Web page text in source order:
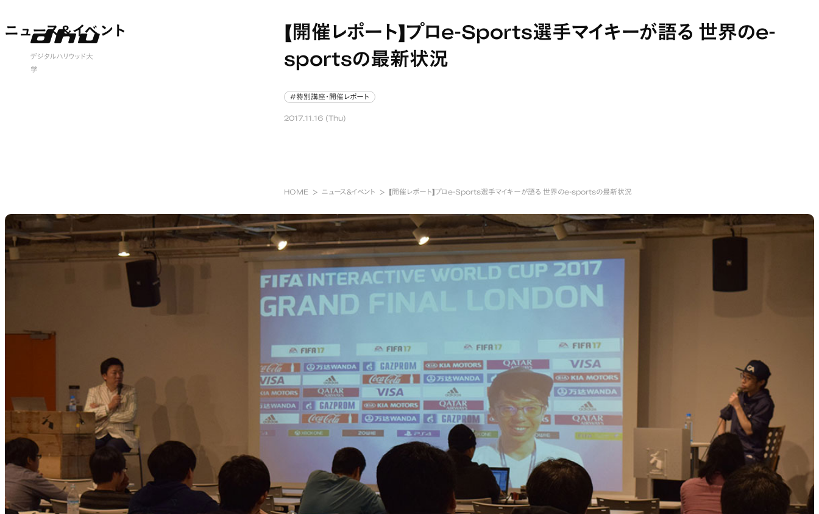
デジタルハリウッド大
学
ニュース&イベント
【開催レポート】プロe-Sports選手マイキーが語る 世界のe-
sportsの最新状況
#特別講座・開催レポート
2017.11.16 (Thu)
HOME ニュース&イベント 【開催レポート】プロe-Sports選手マイキーが語る 世界のe-sportsの最新状況